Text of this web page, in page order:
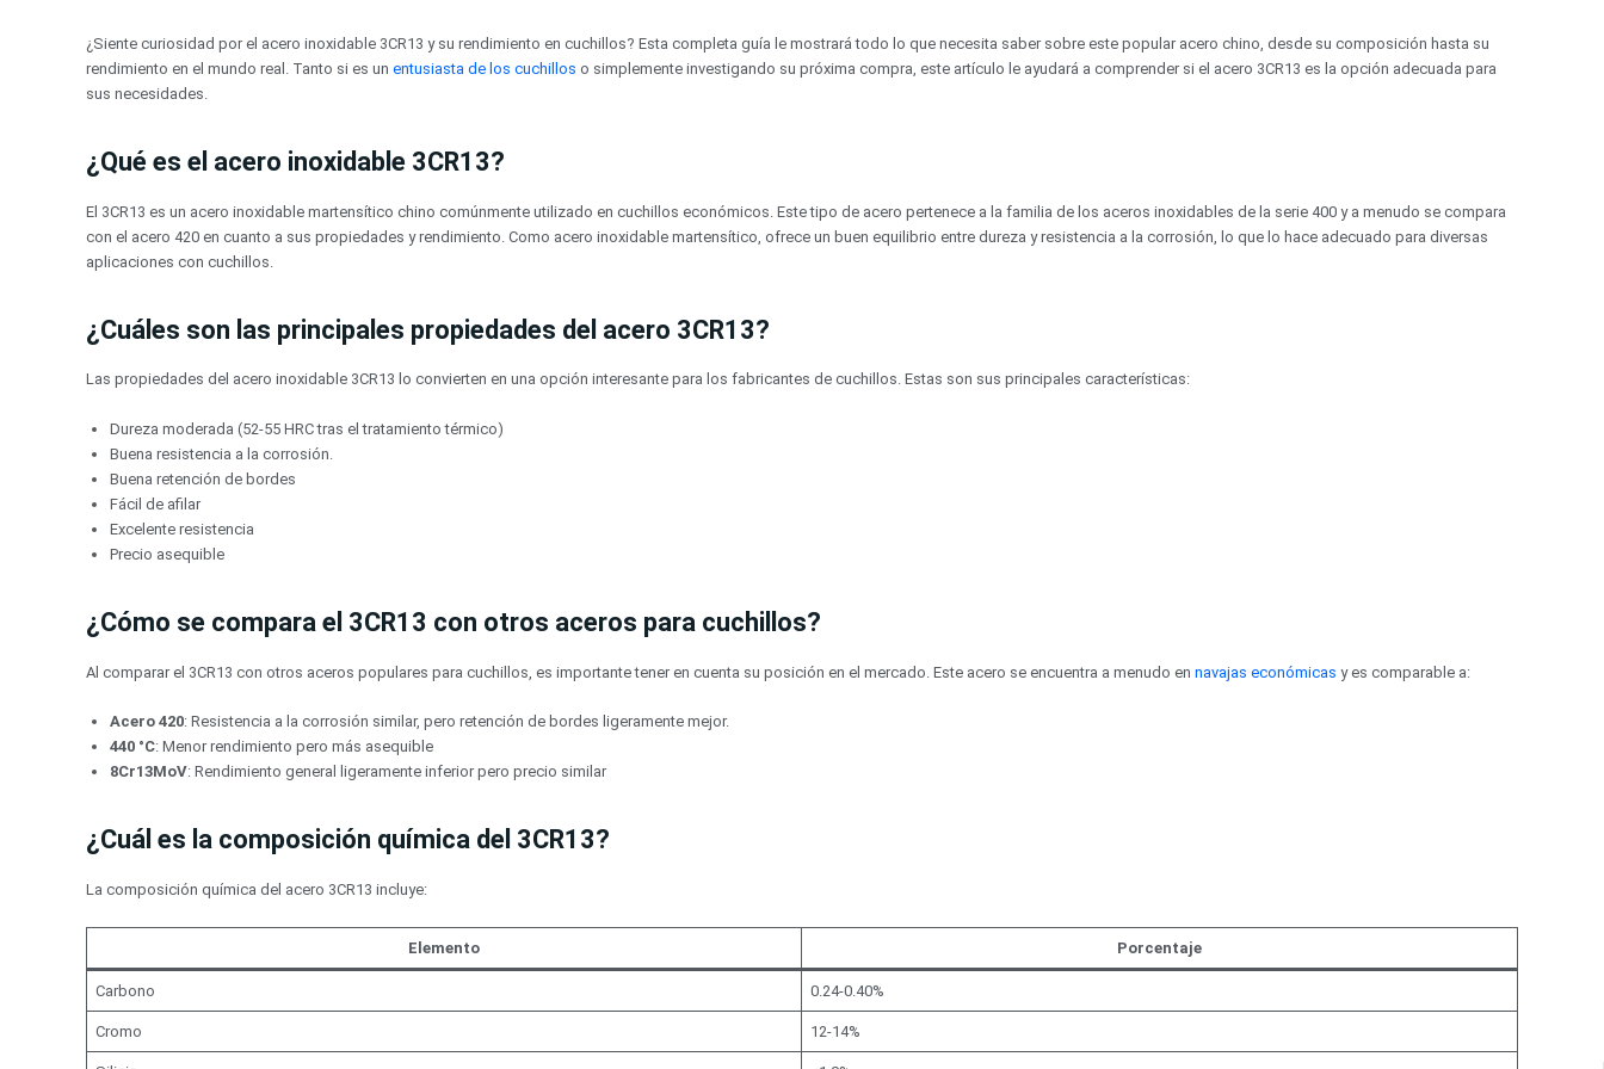
¿Siente curiosidad por el acero inoxidable 3CR13 y su rendimiento en cuchillos? Esta completa guía le mostrará todo lo que necesita saber sobre este popular acero chino, desde su composición hasta su
rendimiento en el mundo real. Tanto si es un entusiasta de los cuchillos o simplemente investigando su próxima compra, este artículo le ayudará a comprender si el acero 3CR13 es la opción adecuada para
sus necesidades.
¿Qué es el acero inoxidable 3CR13?
El 3CR13 es un acero inoxidable martensítico chino comúnmente utilizado en cuchillos económicos. Este tipo de acero pertenece a la familia de los aceros inoxidables de la serie 400 y a menudo se compara
con el acero 420 en cuanto a sus propiedades y rendimiento. Como acero inoxidable martensítico, ofrece un buen equilibrio entre dureza y resistencia a la corrosión, lo que lo hace adecuado para diversas
aplicaciones con cuchillos.
¿Cuáles son las principales propiedades del acero 3CR13?
Las propiedades del acero inoxidable 3CR13 lo convierten en una opción interesante para los fabricantes de cuchillos. Estas son sus principales características:
Dureza moderada (52-55 HRC tras el tratamiento térmico)
Buena resistencia a la corrosión.
Buena retención de bordes
Fácil de afilar
Excelente resistencia
Precio asequible
¿Cómo se compara el 3CR13 con otros aceros para cuchillos?
Al comparar el 3CR13 con otros aceros populares para cuchillos, es importante tener en cuenta su posición en el mercado. Este acero se encuentra a menudo en navajas económicas y es comparable a:
Acero 420: Resistencia a la corrosión similar, pero retención de bordes ligeramente mejor.
440 °C: Menor rendimiento pero más asequible
8Cr13MoV: Rendimiento general ligeramente inferior pero precio similar
¿Cuál es la composición química del 3CR13?
La composición química del acero 3CR13 incluye:
Elemento Porcentaje
Carbono 0.24-0.40%
Cromo 12-14%